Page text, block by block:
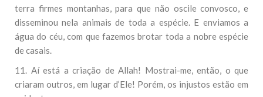
terra firmes montanhas, para que não oscile convosco, e
disseminou nela animais de toda a espécie. E enviamos a
água do céu, com que fazemos brotar toda a nobre espécie
de casais.
11. Aí está a criação de Allah! Mostrai-me, então, o que
criaram outros, em lugar d’Ele! Porém, os injustos estão em